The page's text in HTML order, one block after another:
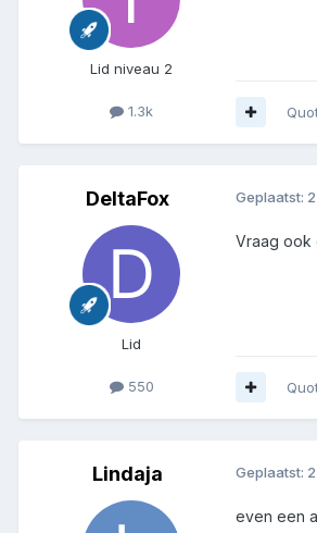
Lid niveau 2
1.3k
DeltaFox
Lid
550
Geplaatst:
Vraag ook
Lindaja Geplaatst:
even een